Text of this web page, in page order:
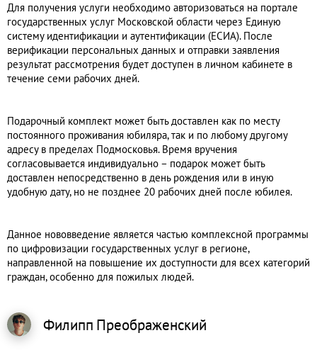
Для получения услуги необходимо авторизоваться на портале
государственных услуг Московской области через Единую
систему идентификации и аутентификации (ЕСИА). После
верификации персональных данных и отправки заявления
результат рассмотрения будет доступен в личном кабинете в
течение семи рабочих дней.
Подарочный комплект может быть доставлен как по месту
постоянного проживания юбиляра, так и по любому другому
адресу в пределах Подмосковья. Время вручения
согласовывается индивидуально – подарок может быть
доставлен непосредственно в день рождения или в иную
удобную дату, но не позднее 20 рабочих дней после юбилея.
Данное нововведение является частью комплексной программы
по цифровизации государственных услуг в регионе,
направленной на повышение их доступности для всех категорий
граждан, особенно для пожилых людей.
Филипп Преображенский